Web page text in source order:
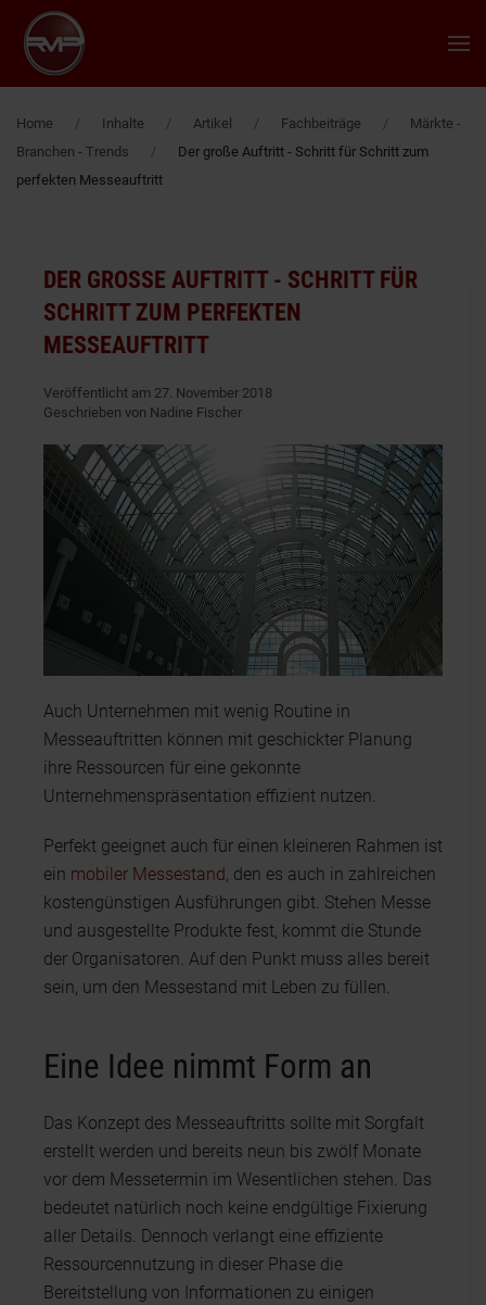
Zum Hauptinhalt springen
Home Inhalte Artikel Fachbeiträge
Märkte -
Branchen - Trends
Der große Auftritt - Schritt für Schritt zum
perfekten Messeauftritt
DER GROSSE AUFTRITT - SCHRITT FÜR S
CHRITT ZUM PERFEKTEN M
ESSEAUFTRITT
Veröffentlicht am 27. November 2018
Geschrieben von Nadine Fischer
Auch Unternehmen mit wenig Routine in
Messeauftritten können mit geschickter Planung
ihre Ressourcen für eine gekonnte
Unternehmenspräsentation effizient nutzen.
Perfekt geeignet auch für einen kleineren Rahmen ist
ein mobiler Messestand, den es auch in zahlreichen
kostengünstigen Ausführungen gibt. Stehen Messe
und ausgestellte Produkte fest, kommt die Stunde
der Organisatoren. Auf den Punkt muss alles bereit
sein, um den Messestand mit Leben zu füllen.
Eine Idee nimmt Form an
Das Konzept des Messeauftritts sollte mit Sorgfalt
erstellt werden und bereits neun bis zwölf Monate
vor dem Messetermin im Wesentlichen stehen. Das
bedeutet natürlich noch keine endgültige Fixierung
aller Details. Dennoch verlangt eine effiziente
Ressourcennutzung in dieser Phase die
Bereitstellung von Informationen zu einigen